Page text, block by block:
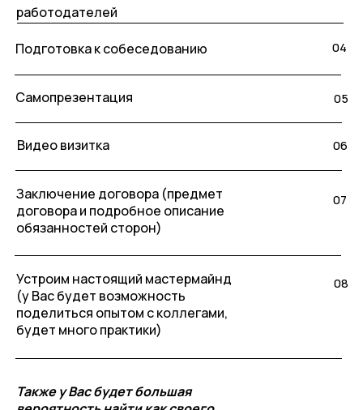
работодателей
Подготовка к собеседованию 04
Самопрезентация 05
Видео визитка 06
Заключение договора (предмет
договора и подробное описание
обязанностей сторон)
07
‌Устроим настоящий мастермайнд
(у Вас будет возможность
поделиться опытом с коллегами,
будет много практики)
08
Также у Вас будет большая